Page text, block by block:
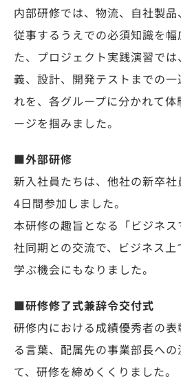
内部研修では、物流、自社製
従事するうえでの必須知識を
た、プロジェクト実践演習で
義、設計、開発テストまでの
れを、各グループに分かれて
ージを掴みました。
■外部研修
新入社員たちは、他社の新卒
4日間参加しました。
本研修の趣旨となる「ビジネ
社同期との交流で、ビジネス
学ぶ機会にもなりました。
■研修修了式兼辞令交付式
研修内における成績優秀者の
る言葉、配属先の事業部長へ
て、研修を締めくくりました。